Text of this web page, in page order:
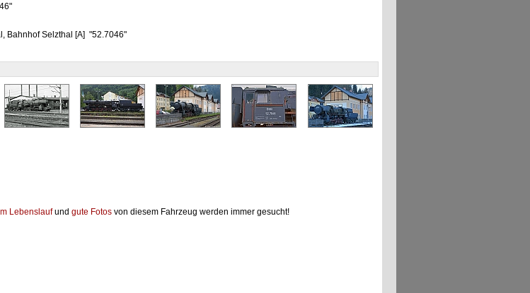
Bahnhof Selzthal [A] "52.7046"
Lebenslaufund gute Fotos von diesem Fahrzeug werden immer gesucht!